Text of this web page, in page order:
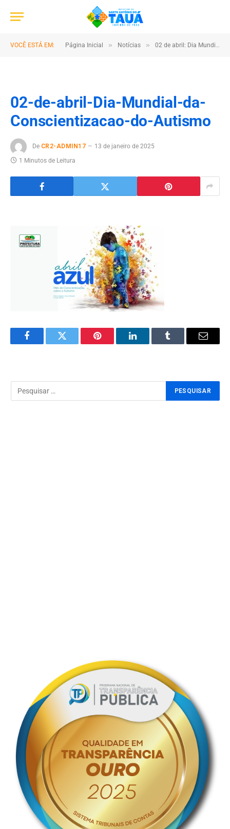
VOCÊ ESTÁ EM: Página Inicial » Notícias » 02 de abril: Dia Mundial da Conscientização do Autismo
02-de-abril-Dia-Mundial-da-
Conscientizacao-do-Autismo
De CR2-ADMIN17
13 de janeiro de 2025
1 Minutos de Leitura
FacebookTwitter Pinterest LinkedInTumblr Email